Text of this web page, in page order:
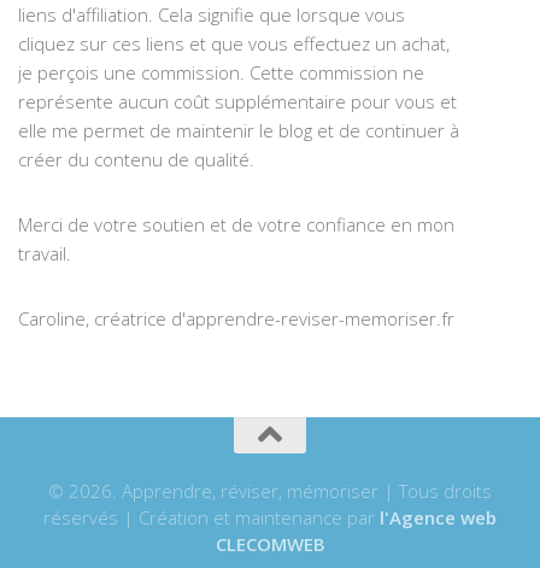
liens d'affiliation. Cela signifie que lorsque vous
cliquez sur ces liens et que vous effectuez un achat,
je perçois une commission. Cette commission ne
représente aucun coût supplémentaire pour vous et
elle me permet de maintenir le blog et de continuer à
créer du contenu de qualité.
Merci de votre soutien et de votre confiance en mon
travail.
Caroline, créatrice d'apprendre-reviser-memoriser.fr
© 2026. Apprendre, réviser, mémoriser | Tous droits
réservés | Création et maintenance par l'Agence web
CLECOMWEB